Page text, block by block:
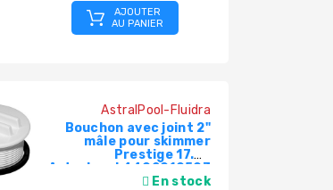
AJOUTER
AU PANIER
AstralPool-Fluidra
Bouchon avec joint 2"
mâle pour skimmer
Prestige 17.5L
Astralpool 4402010503
En stock